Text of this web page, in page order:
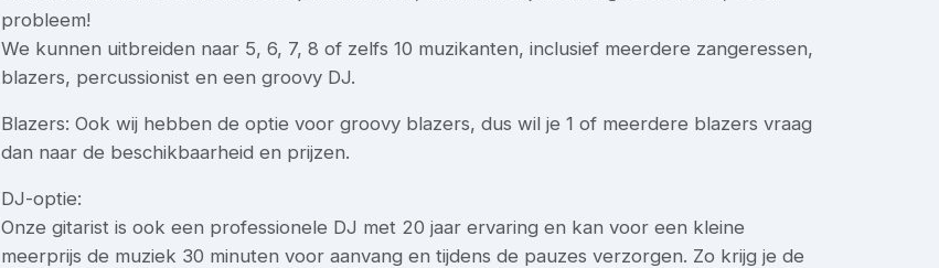
probleem!
We kunnen uitbreiden naar 5, 6, 7, 8 of zelfs 10 muzikanten, inclusief meerdere zangeressen,
blazers, percussionist en een groovy DJ.
Blazers: Ook wij hebben de optie voor groovy blazers, dus wil je 1 of meerdere blazers vraag
dan naar de beschikbaarheid en prijzen.
DJ-optie:
Onze gitarist is ook een professionele DJ met 20 jaar ervaring en kan voor een kleine
meerprijs de muziek 30 minuten voor aanvang en tijdens de pauzes verzorgen. Zo krijg je de